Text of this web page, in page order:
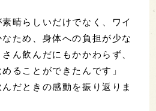
素晴らしいだけでなく、ワイ
ため、身体への負担が少な
ん飲んだにもかかわらず、
ることができたんです」
だときの感動を振り返りま